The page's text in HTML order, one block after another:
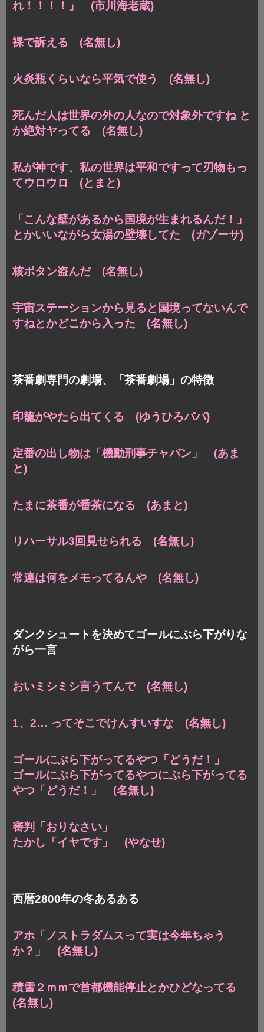
れ！！！！」 (市川海老蔵)
裸で訴える (名無し)
火炎瓶くらいなら平気で使う (名無し)
死んだ人は世界の外の人なので対象外ですね と
か絶対ヤってる (名無し)
私が神です、私の世界は平和ですって刃物もっ
てウロウロ (とまと)
「こんな壁があるから国境が生まれるんだ！」
とかいいながら女湯の壁壊してた (ガゾーサ)
核ボタン盗んだ (名無し)
宇宙ステーションから見ると国境ってないんで
すねとかどこから入った (名無し)
茶番劇専門の劇場、「茶番劇場」の特徴
印籠がやたら出てくる (ゆうひろパパ)
定番の出し物は「機動刑事チャバン」 (あま
と)
たまに茶番が番茶になる (あまと)
リハーサル3回見せられる (名無し)
常連は何をメモってるんや (名無し)
ダンクシュートを決めてゴールにぶら下がりな
がら一言
おいミシミシ言うてんで (名無し)
1、2… ってそこでけんすいすな (名無し)
ゴールにぶら下がってるやつ「どうだ！」
ゴールにぶら下がってるやつにぶら下がってる
やつ「どうだ！」 (名無し)
審判「おりなさい」
たかし「イヤです」 (やなせ)
西暦2800年の冬あるある
アホ「ノストラダムスって実は今年ちゃう
か？」 (名無し)
積雪２ｍｍで首都機能停止とかひどなってる
(名無し)